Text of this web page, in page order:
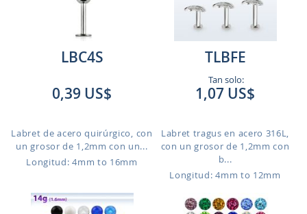
LBC4S
0,39 US$
Labret de acero quirúrgico, con
un grosor de 1,2mm con un...
Longitud: 4mm to 16mm
TLBFE
Tan solo:
1,07 US$
Labret tragus en acero 316L,
con un grosor de 1,2mm con
b...
Longitud: 4mm to 12mm